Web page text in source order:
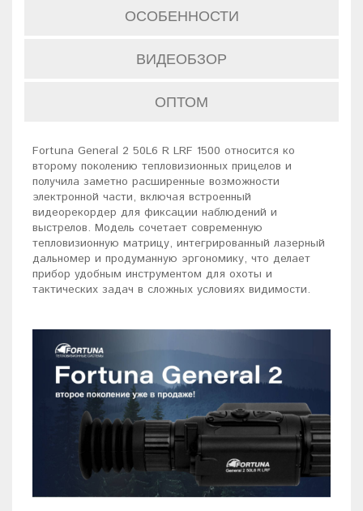
ОСОБЕННОСТИ
ВИДЕОБЗОР
ОПТОМ
Fortuna General 2 50L6 R LRF 1500 относится ко
второму поколению тепловизионных прицелов и
получила заметно расширенные возможности
электронной части, включая встроенный
видеорекордер для фиксации наблюдений и
выстрелов. Модель сочетает современную
тепловизионную матрицу, интегрированный лазерный
дальномер и продуманную эргономику, что делает
прибор удобным инструментом для охоты и
тактических задач в сложных условиях видимости.